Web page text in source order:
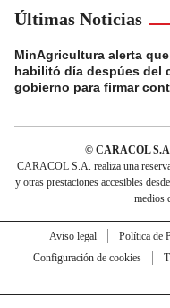
Últimas Noticias
MinAgricultura alerta que
habilitó día despúes del
gobierno para firmar
© CARACOL S.A.
CARACOL S.A. realiza una
y otras prestaciones accesibles
medios
Aviso legal Política de
Configuración de cookies